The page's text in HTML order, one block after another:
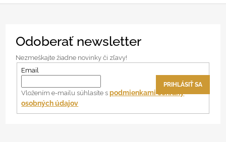
Odoberať newsletter
Nezmeškajte žiadne novinky či zľavy!
Email
Vložením e-mailu súhlasíte spodmienkami ochrany
osobných údajov
PRIHLÁSIŤ SA